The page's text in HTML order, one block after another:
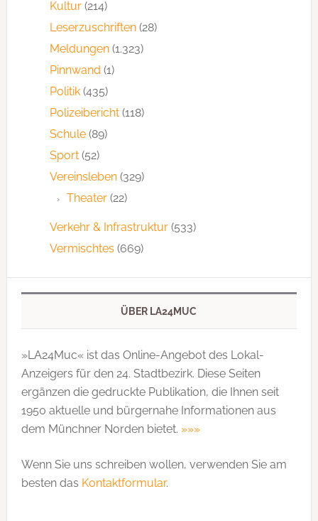
Kultur(214)
Leserzuschriften(28)
Meldungen(1.323)
Pinnwand (1)
Politik(435)
Polizeibericht(118)
Schule(89)
Sport(52)
Vereinsleben(329)
Theater(22)
Verkehr & Infrastruktur(533)
Vermischtes (669)
ÜBER LA24MUC
»LA24Muc« ist das Online-Angebot des Lokal-
Anzeigers für den 24. Stadtbezirk. Diese Seiten
ergänzen die gedruckte Publi­kation, die Ihnen seit
1950 aktuelle und bürgernahe Informationen aus
dem Münchner Norden bietet. »»»
Wenn Sie uns schreiben wollen, verwenden Sie am
besten das Kontaktformular.